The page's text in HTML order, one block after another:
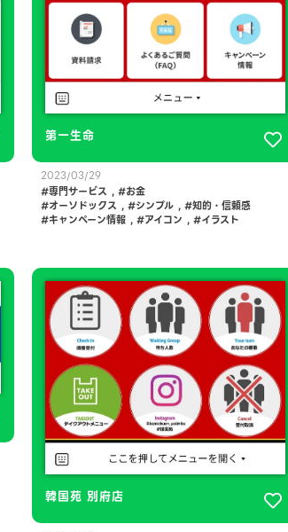
第一生命
2023/03/29
専門サービス ,
お金
オーソドックス , シンプル ,
知的・信頼感
キャンペーン情報 , アイコン , イラスト
韓国苑 別府店